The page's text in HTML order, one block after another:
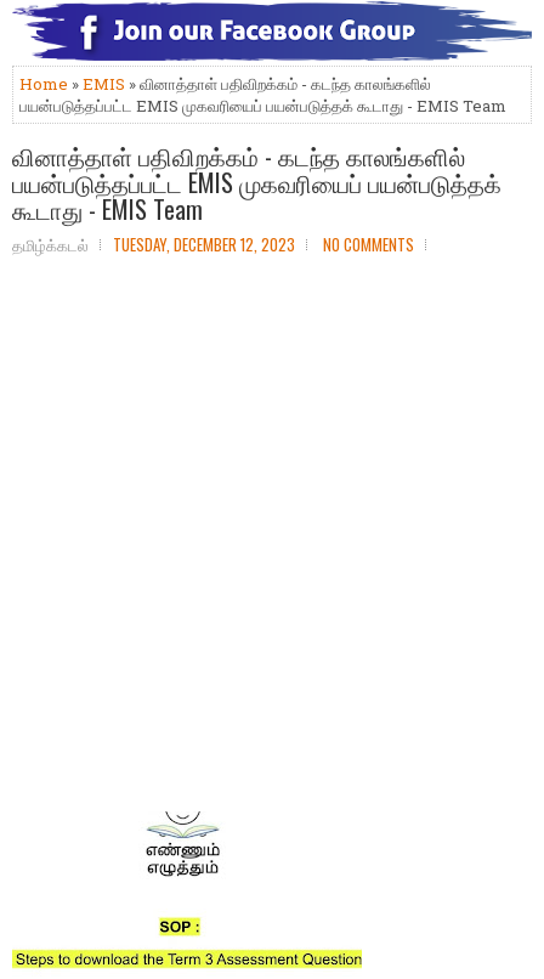
Home »EMIS » வினாத்தாள் பதிவிறக்கம் - கடந்த காலங்களில்
பயன்படுத்தப்பட்ட EMIS முகவரியைப் பயன்படுத்தக் கூடாது - EMIS Team
வினாத்தாள் பதிவிறக்கம் - கடந்த காலங்களில்
பயன்படுத்தப்பட்ட EMIS முகவரியைப் பயன்படுத்தக்
கூடாது - EMIS Team
தமிழ்க்கடல் TUESDAY, DECEMBER 12, 2023 NO COMMENTS